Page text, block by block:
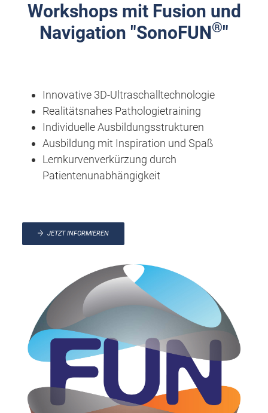
Workshops mit Fusion und
Navigation "SonoFUN®"
Innovative 3D-Ultraschalltechnologie
Realitätsnahes Pathologietraining
Individuelle Ausbildungsstrukturen
Ausbi ldung mit Inspiration und Spaß
Lernkurvenverkürzung durch
Patientenunabhängigkeit
JETZT INFORMIEREN